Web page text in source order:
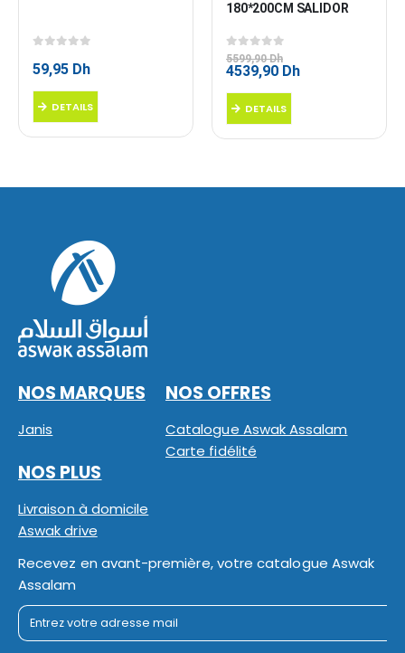
59,95 Dh
DETAILS
180*200CM SALIDOR
0sur 5
5599,90Dh
Le
était :
5599,90 Dh.
4539,90 DhLe
DETAILS
NOS MARQUES
Janis
NOS OFFRES
Catalogue Aswak Assalam
Carte fidélité
NOS PLUS
Livraison à domicile
Aswak drive
Recevez en avant-première, votre catalogue Aswak
Assalam